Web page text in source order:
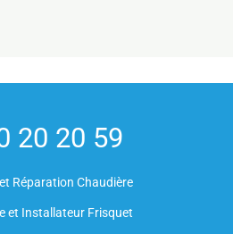
20 20 59
Réparation Chaudière
et Installateur Frisquet